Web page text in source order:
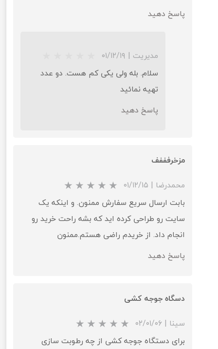
پاسخ دهید
مدیریت | ۰۱/۱۲/۱۹
سلام. بله ولی یکی کم هست. دو عدد
تهیه نمائید
پاسخ دهید
مزخرفففف
محمدرضا | ۰۱/۱۲/۱۵
بابت ارسال سریع سفارش ممنون. و اینکه یک
سایت رو طراحی کرده اید که بشه راحت خرید رو
انجام داد. از خریدم راضی هستم.ممنون
پاسخ دهید
دسگاه جوجه کشی
سینا | ۰۲/۰۱/۰۶
برای دستگاه جوجه کشی از چه رطوبت سازی